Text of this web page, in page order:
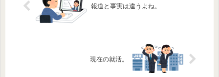
報道と事実は違うよね。
現在の就活。